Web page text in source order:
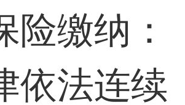
险缴纳：
依法连续